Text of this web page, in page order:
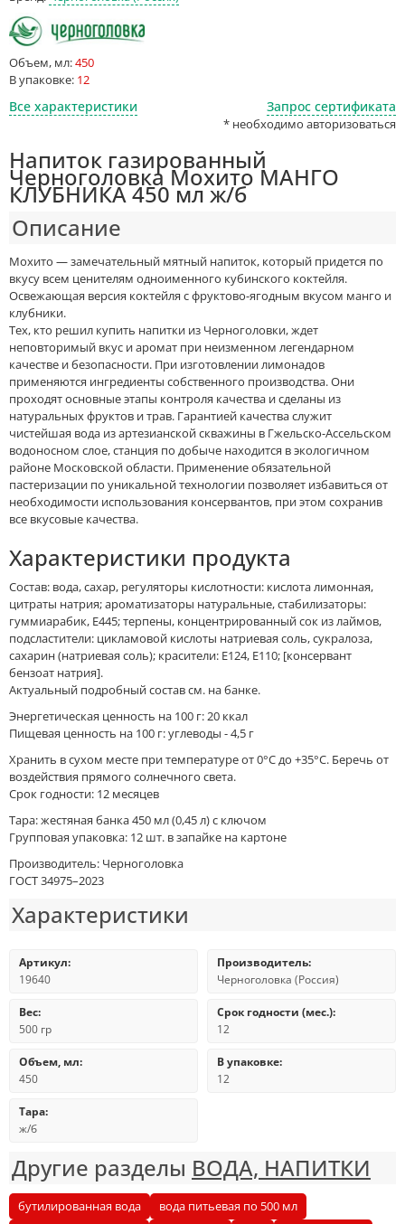
Объем, мл:450
В упаковке: 12
Все характеристики Запрос сертификата
* необходимо авторизоваться
Напиток газированный
Черноголовка Мохито МАНГО
КЛУБНИКА 450 мл ж/б
Описание
Мохито — замечательный мятный напиток, который придется по
вкусу всем ценителям одноименного кубинского коктейля.
Освежающая версия коктейля с фруктово-ягодным вкусом манго и
клубники.
Тех, кто решил купить напитки из Черноголовки, ждет
неповторимый вкус и аромат при неизменном легендарном
качестве и безопасности. При изготовлении лимонадов
применяются ингредиенты собственного производства. Они
проходят основные этапы контроля качества и сделаны из
натуральных фруктов и трав. Гарантией качества служит
чистейшая вода из артезианской скважины в Гжельско-Ассельском
водоносном слое, станция по добыче находится в экологичном
районе Московской области. Применение обязательной
пастеризации по уникальной технологии позволяет избавиться от
необходимости использования консервантов, при этом сохранив
все вкусовые качества.
Характеристики продукта
Состав: вода, сахар, регуляторы кислотности: кислота лимонная,
цитраты натрия; ароматизаторы натуральные, стабилизаторы:
гуммиарабик, Е445; терпены, концентрированный сок из лаймов,
подсластители: цикламовой кислоты натриевая соль, сукралоза,
сахарин (натриевая соль); красители: Е124, Е110; [консервант
бензоат натрия].
Актуальный подробный состав см. на банке.
Энергетическая ценность на 100 г: 20 ккал
Пищевая ценность на 100 г: углеводы - 4,5 г
Хранить в сухом месте при температуре от 0°С до +35°С. Беречь от
воздействия прямого солнечного света.
Срок годности: 12 месяцев
Тара: жестяная банка 450 мл (0,45 л) с ключом
Групповая упаковка: 12 шт. в запайке на картоне
Производитель: Черноголовка
ГОСТ 34975–2023
Характеристики
Артикул:
19640
Производитель:
Черноголовка (Россия)
Вес:
500 гр
Срок годности (мес.):
12
Объем, мл:
450
В упаковке:
12
Тара:
ж/б
Другие разделы ВОДА, НАПИТКИ
бутилированная вода
вода питьевая по 500 мл